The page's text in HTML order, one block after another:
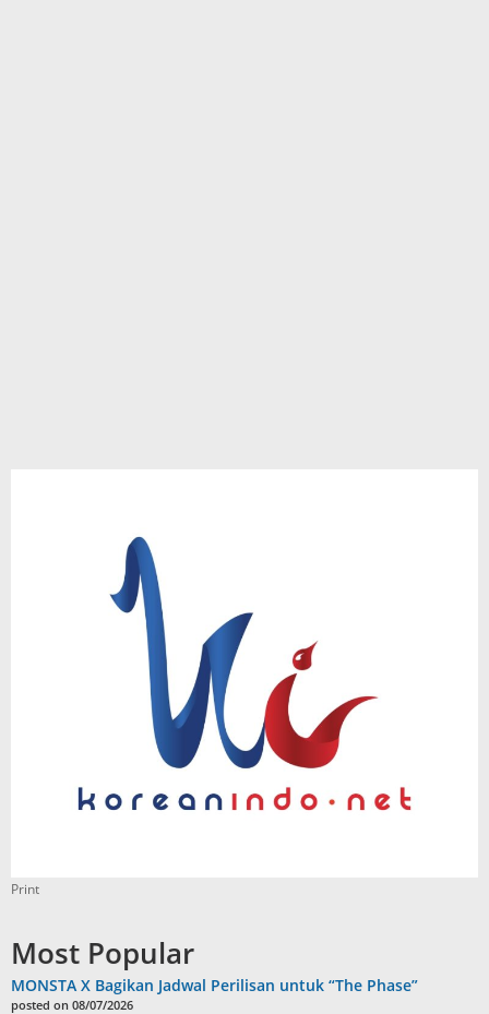
Print
Most Popular
MONSTA X Bagikan Jadwal Perilisan untuk “The Phase”
posted on 08/07/2026